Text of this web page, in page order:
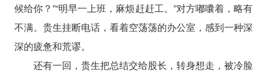
候给你？”“明早一上班，麻烦赶赶工。”对方嘟囔着，略有
不满。贵生挂断电话，看着空荡荡的办公室，感到一种深
深的疲惫和荒谬。
还有一回，贵生把总结交给股长，转身想走，被冷脸